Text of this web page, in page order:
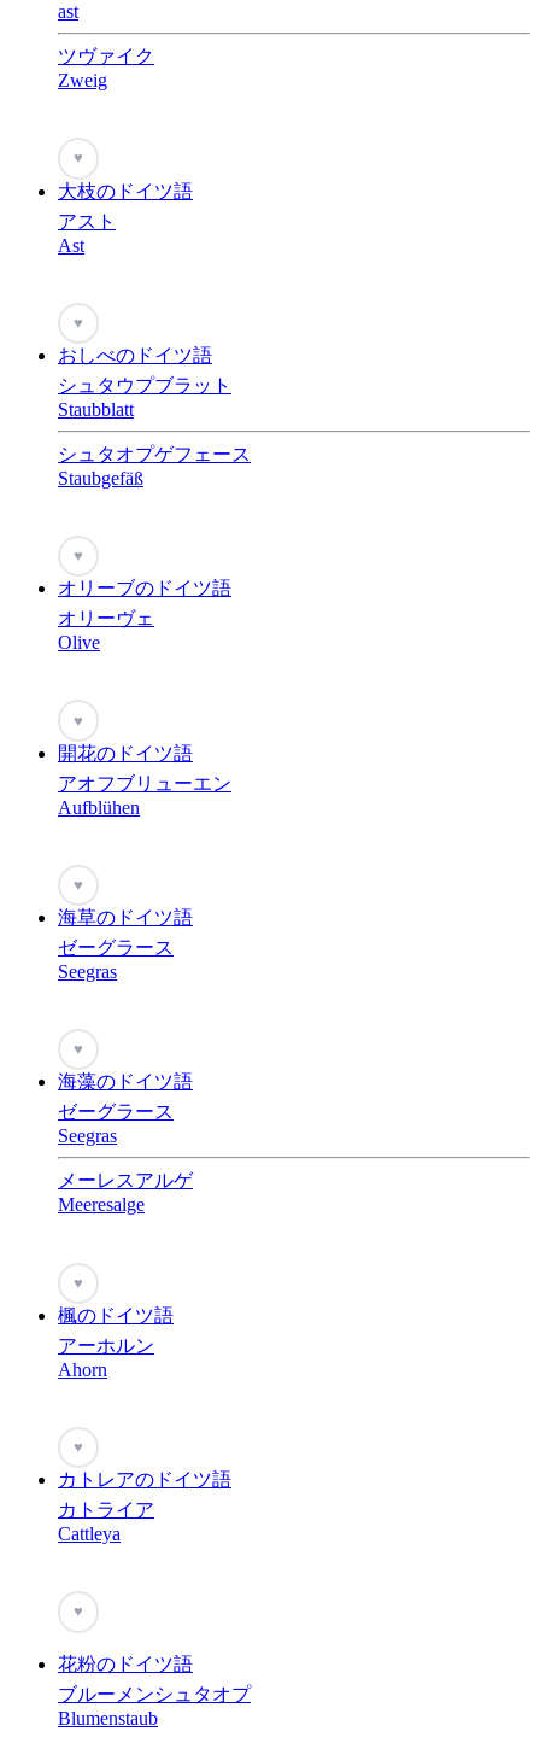
ast
ツヴァイク
Zweig
♥
大枝のドイツ語
アスト
Ast
♥
おしべのドイツ語
シュタウプブラット
Staubblatt
シュタオプゲフェース
Staubgefäß
♥
オリーブのドイツ語
オリーヴェ
Olive
♥
開花のドイツ語
アオフブリューエン
Aufblühen
♥
海草のドイツ語
ゼーグラース
Seegras
♥
海藻のドイツ語
ゼーグラース
Seegras
メーレスアルゲ
Meeresalge
♥
楓のドイツ語
アーホルン
Ahorn
♥
カトレアのドイツ語
カトライア
Cattleya
♥
花粉のドイツ語
ブルーメンシュタオプ
Blumenstaub